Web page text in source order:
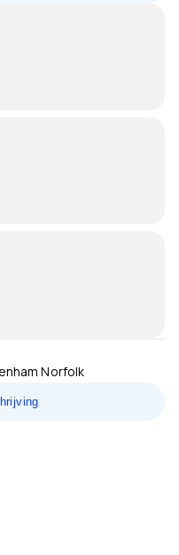
Norfolk